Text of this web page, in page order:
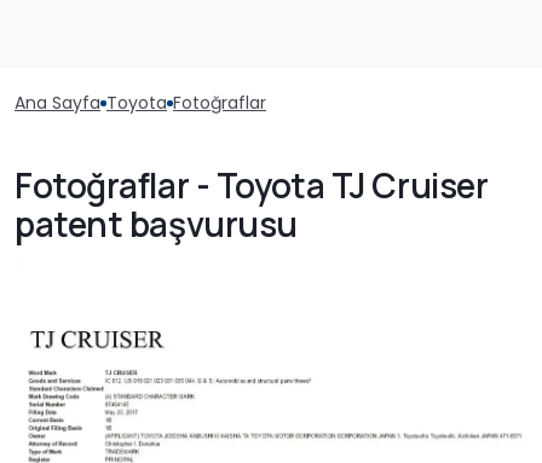
Ana Sayfa Toyota Fotoğraflar
Fotoğraflar - Toyota TJ Cruiser
patent başvurusu